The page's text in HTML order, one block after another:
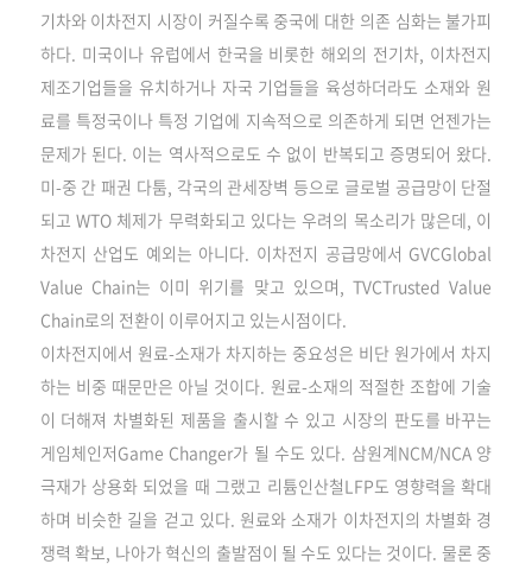
기차와 이차전지 시장이 커질수록 중국에 대한 의존 심화는 불가피
하다. 미국이나 유럽에서 한국을 비롯한 해외의 전기차, 이차전지
제조기업들을 유치하거나 자국 기업들을 육성하더라도 소재와 원
료를 특정국이나 특정 기업에 지속적으로 의존하게 되면 언젠가는
문제가 된다. 이는 역사적으로도 수 없이 반복되고 증명되어 왔다.
미-중 간 패권 다툼, 각국의 관세장벽 등으로 글로벌 공급망이 단절
되고 WTO 체제가 무력화되고 있다는 우려의 목소리가 많은데, 이
차전지 산업도 예외는 아니다. 이차전지 공급망에서 GVCGlobal
Value Chain는 이미 위기를 맞고 있으며, TVCTrusted Value
Chain로의 전환이 이루어지고 있는시점이다.
이차전지에서 원료-소재가 차지하는 중요성은 비단 원가에서 차지
하는 비중 때문만은 아닐 것이다. 원료-소재의 적절한 조합에 기술
이 더해져 차별화된 제품을 출시할 수 있고 시장의 판도를 바꾸는
게임체인저Game Changer가 될 수도 있다. 삼원계NCM/NCA 양
극재가 상용화 되었을 때 그랬고 리튬인산철LFP도 영향력을 확대
하며 비슷한 길을 걷고 있다. 원료와 소재가 이차전지의 차별화 경
쟁력 확보, 나아가 혁신의 출발점이 될 수도 있다는 것이다. 물론 중